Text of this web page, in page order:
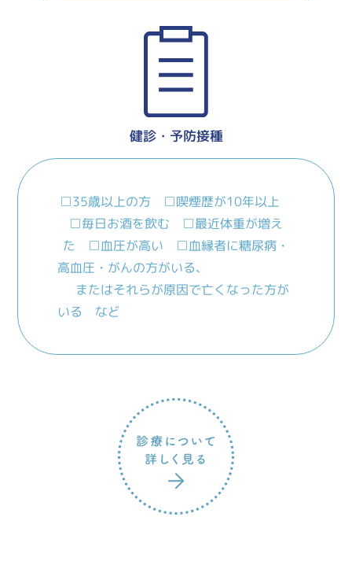
健診・予防接種
□35歳以上の方 □喫煙歴が10年以上
□毎日お酒を飲む □最近体重が増え
た □血圧が高い □血縁者に糖尿病・
高血圧・がんの方がいる、
またはそれらが原因で亡くなった方が
いる など